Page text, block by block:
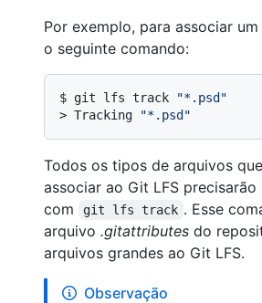
Por exemplo, para associar
o seguinte comando:
$ git lfs track
"*.psd"
> Tracking "*.psd"
Todos os tipos de arquivos
associar ao Git LFS
com
git lfs track . Esse
arquivo .gitattributes do
arquivos grandes ao Git LFS.
Observação